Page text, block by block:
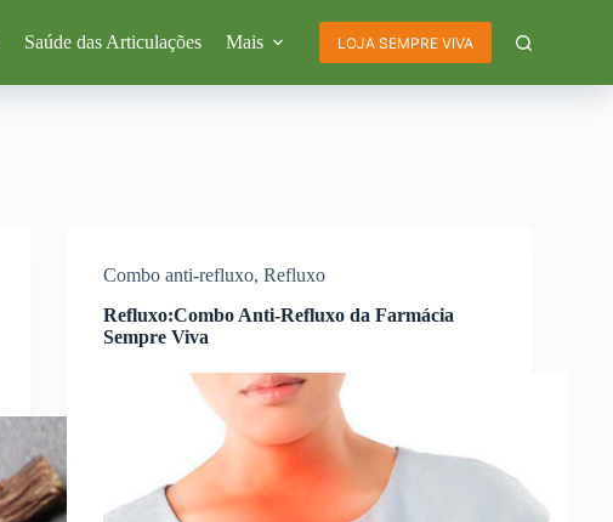
Saúde das Articulações Mais LOJA SEMPRE VIVA
Combo anti-refluxo, Refluxo
Refluxo:Combo Anti-Refluxo da Farmácia
Sempre Viva